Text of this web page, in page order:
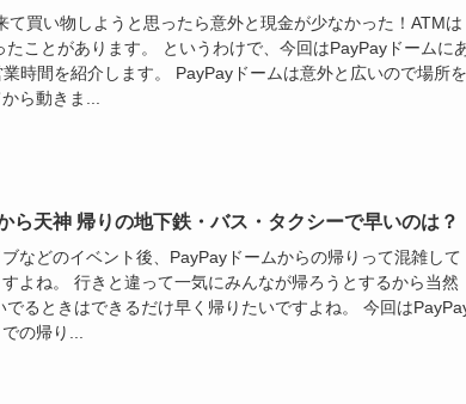
て買い物しようと思ったら意外と現金が少なかった！ATMは
たことがあります。 というわけで、今回はPayPayドームに
時間を紹介します。 PayPayドームは意外と広いので場所を
ら動きま...
ら天神 帰りの地下鉄・バス・タクシーで早いのは？
などのイベント後、PayPayドームからの帰りって混雑して
よね。 行きと違って一気にみんなが帰ろうとするから当然
でるときはできるだけ早く帰りたいですよね。 今回は
の帰り...